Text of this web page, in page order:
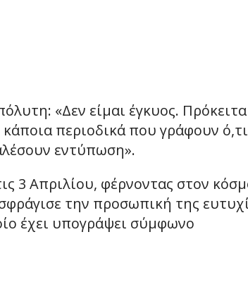
«Δεν είμαι έγκυος.
περιοδικά που γράφουν ό,τι
εντύπωση».
3 Απριλίου, φέρνοντας στον
την προσωπική της
έχει υπογράψει σύμφωνο